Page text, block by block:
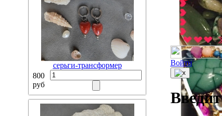
серьги-трансформер
800
руб
Войти